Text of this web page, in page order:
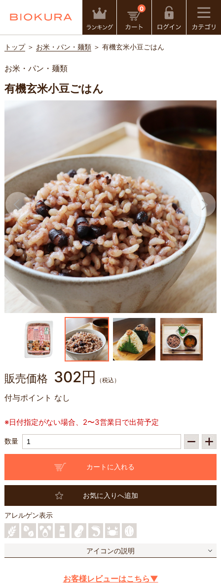
0
トップ ＞ お米・パン・麺類＞ 有機玄米小豆ごはん
お米・パン・麺類
有機玄米小豆ごはん
販売価格 302円 （税込）
付与ポイント なし
※日付指定がない場合、2〜3営業日で出荷予定
数量
お気に入りへ追加
アレルゲン表示
アイコンの説明
お客様レビューはこちら▼